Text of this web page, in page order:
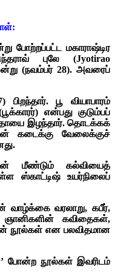
போற்றப்பட்ட மகாராஷ்டிர
புலே (Jyotirao
(நவம்பர் 28). அவரைப்
பிறந்தார். பூ வியாபாரம்
என்பது குடும்பப்
தாயை இழந்தார். தொடக்கக்
கடைக்கு வேலைக்குச்
மீண்டும் கல்வியைத்
ஸ்காட்டிஷ் உயர்நிலைப்
வாழ்க்கை வரலாறு, கபீர்,
ஞானிகளின் கவிதைகள்,
நூல்கள் என பலவிதமான
நூல்கள் இவரிடம்